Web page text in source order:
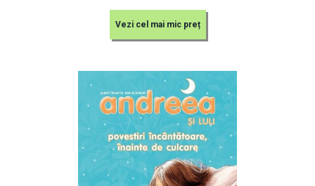
Vezi cel mai mic preț